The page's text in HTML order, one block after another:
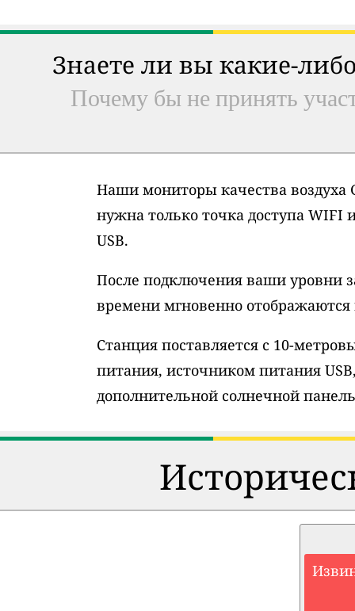
Знаете ли вы какие-
Почему бы не принять
Наши мониторы качества воздуха
нужна только точка доступа
USB.
После подключения ваши уровни
времени мгновенно отображаются
Станция поставляется с 10-
питания, источником питания
дополнительной солнечной